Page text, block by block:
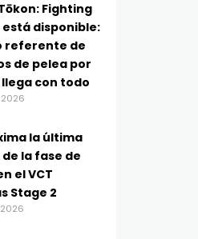
Tōkon: Fighting
está disponible:
referente de
de pelea por
con todo
2026
la última
la fase de
el VCT
Stage 2
2026